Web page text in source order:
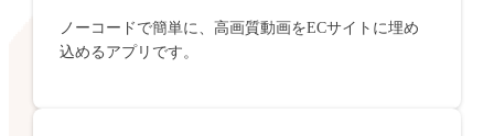
ノーコードで簡単に、高画質動画をECサイトに埋め
込めるアプリです。